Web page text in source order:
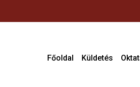
Főoldal Küldetés